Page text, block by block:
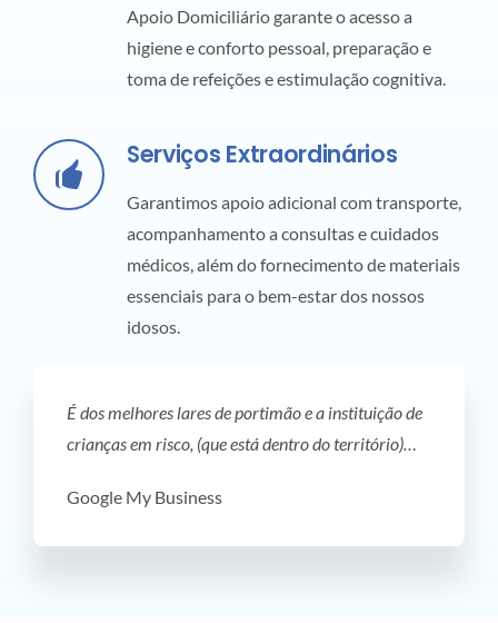
Apoio Domiciliário garante o acesso a
higiene e conforto pessoal, preparação e
toma de refeições e estimulação cognitiva.
Serviços Extraordinários
Garantimos apoio adicional com transporte,
acompanhamento a consultas e cuidados
médicos, além do fornecimento de materiais
essenciais para o bem-estar dos nossos
idosos.
É dos melhores lares de portimão e a instituição de
crianças em risco, (que está dentro do território)…
Google My Business